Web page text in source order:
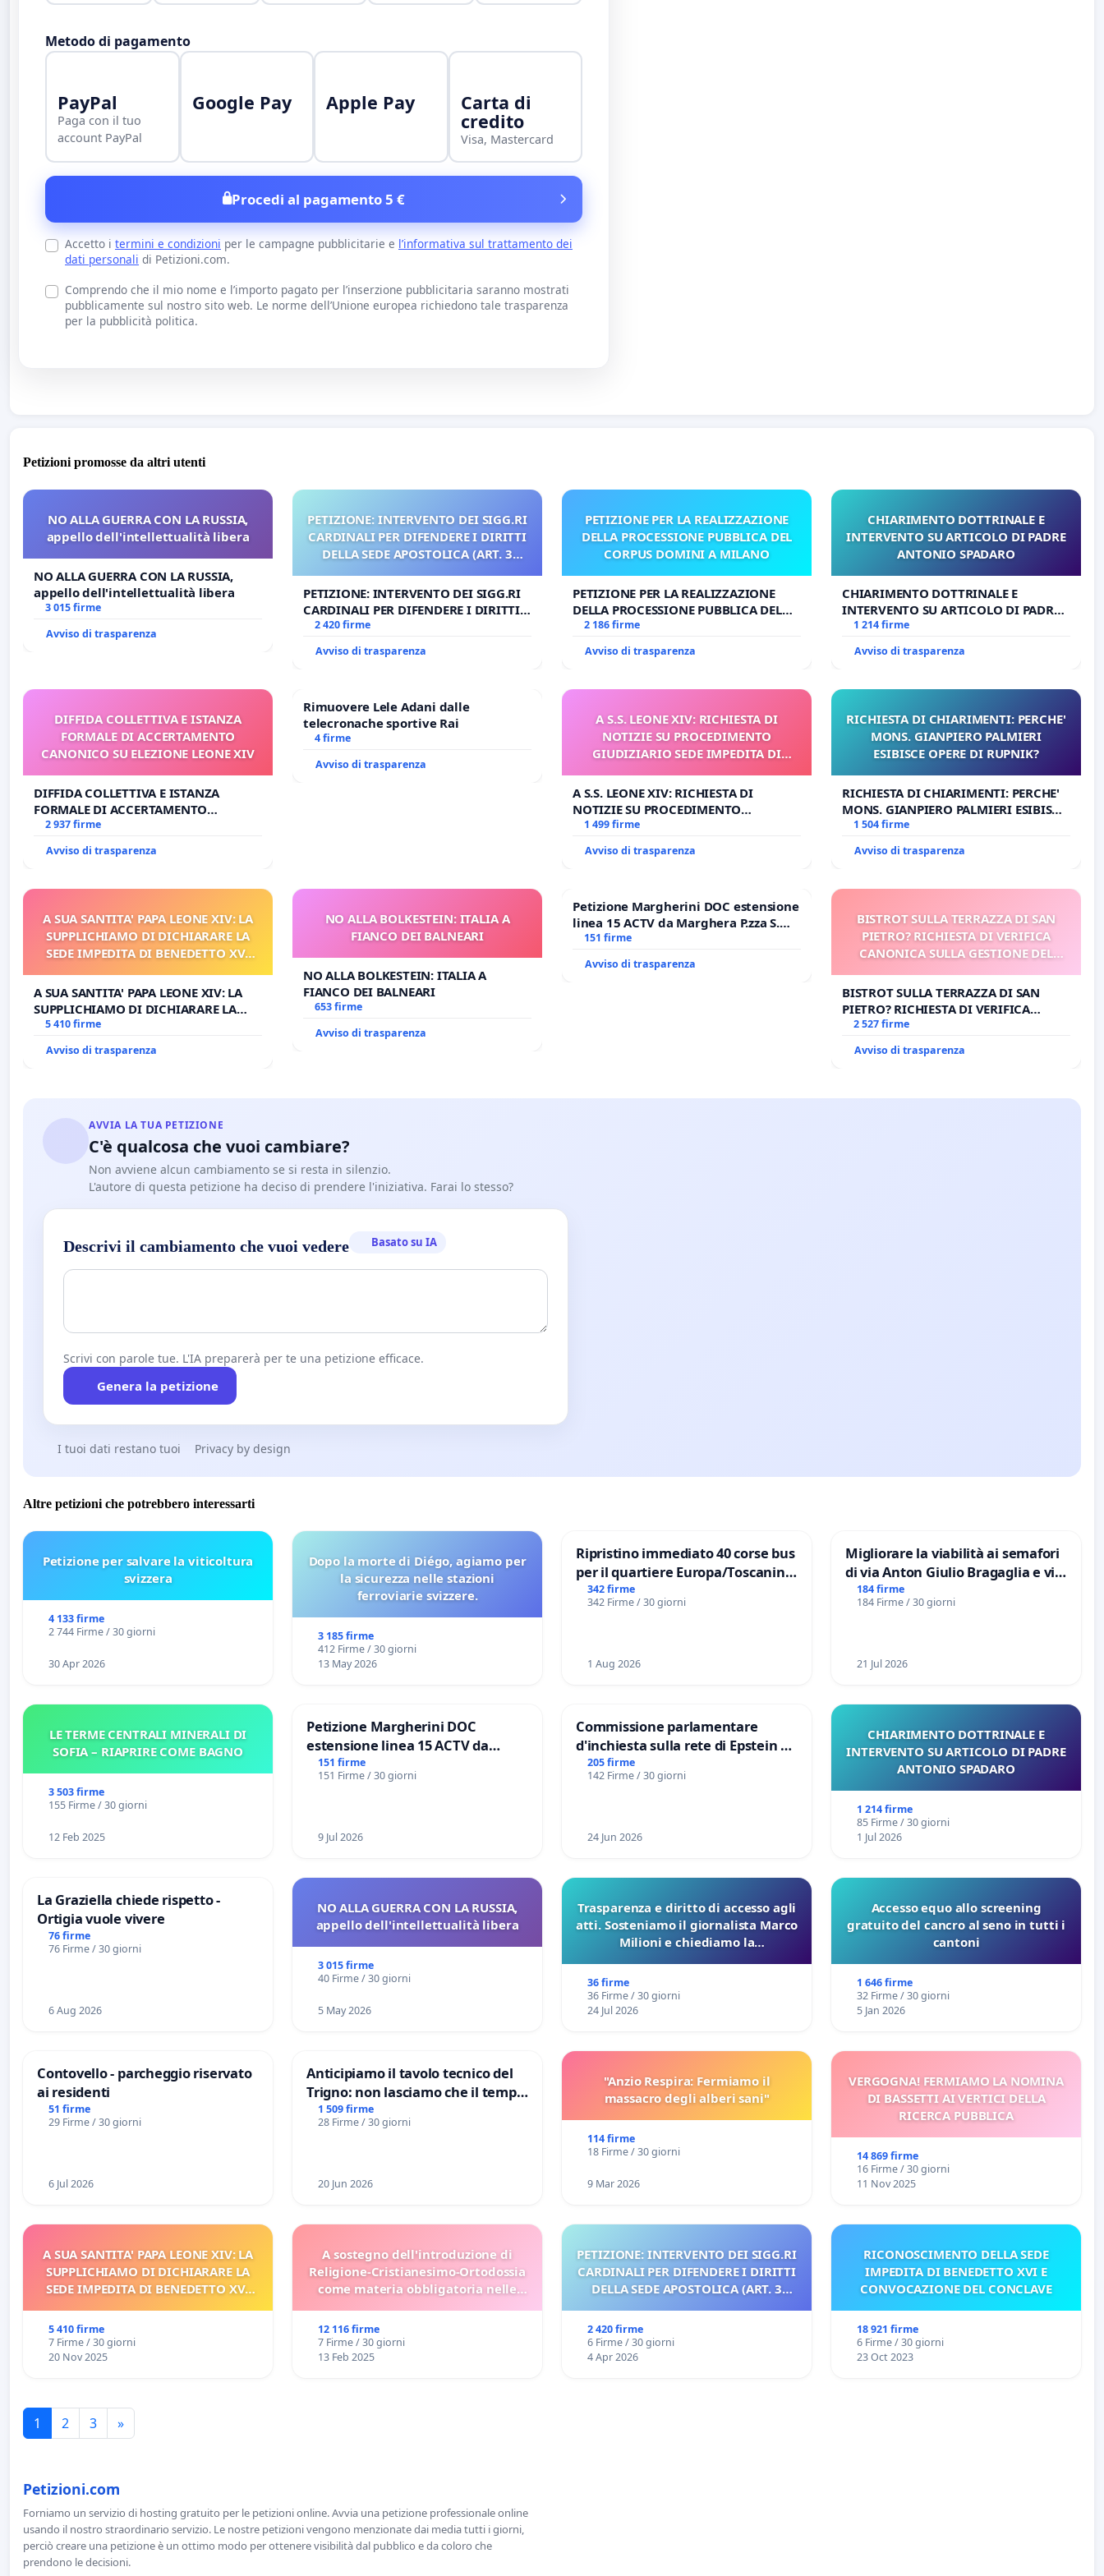
Metodo di pagamento
PayPal
Paga con il tuo
account PayPal
Google Pay Apple Pay Carta di
credito
Visa, Mastercard
Procedi al pagamento 5 €
Accetto i termini e condizioni per le campagne pubblicitarie e l’informativa sul trattamento dei
dati personali di Petizioni.com.
Comprendo che il mio nome e l’importo pagato per l’inserzione pubblicitaria saranno mostrati
pubblicamente sul nostro sito web. Le norme dell’Unione europea richiedono tale trasparenza
per la pubblicità politica.
Petizioni promosse da altri utenti
NO ALLA GUERRA CON LA RUSSIA,
appello dell'intellettualità libera
NO ALLA GUERRA CON LA RUSSIA,
appello dell'intellettualità libera
3 015 firme
Avviso di trasparenza
PETIZIONE: INTERVENTO DEI SIGG.RI
CARDINALI PER DIFENDERE I DIRITTI
DELLA SEDE APOSTOLICA (ART. 3
PETIZIONE: INTERVENTO DEI SIGG.RI
CARDINALI PER DIFENDERE I DIRITTI
DELLA SEDE APOSTOLICA (ART. 3 UDG)
2 420 firme
Avviso di trasparenza
PETIZIONE PER LA REALIZZAZIONE
DELLA PROCESSIONE PUBBLICA DEL
CORPUS DOMINI A MILANO
PETIZIONE PER LA REALIZZAZIONE
DELLA PROCESSIONE PUBBLICA DEL
CORPUS DOMINI A MILANO
2 186 firme
Avviso di trasparenza
CHIARIMENTO DOTTRINALE E
INTERVENTO SU ARTICOLO DI PADRE
ANTONIO SPADARO
CHIARIMENTO DOTTRINALE E
INTERVENTO SU ARTICOLO DI PADRE
ANTONIO SPADARO
1 214 firme
Avviso di trasparenza
DIFFIDA COLLETTIVA E ISTANZA
FORMALE DI ACCERTAMENTO
CANONICO SU ELEZIONE LEONE XIV
DIFFIDA COLLETTIVA E ISTANZA
FORMALE DI ACCERTAMENTO
CANONICO SU ELEZIONE LEONE XIV
2 937 firme
Avviso di trasparenza
Rimuovere Lele Adani dalle
telecronache sportive Rai
4 firme
Avviso di trasparenza
A S.S. LEONE XIV: RICHIESTA DI
NOTIZIE SU PROCEDIMENTO
GIUDIZIARIO SEDE IMPEDITA DI
A S.S. LEONE XIV: RICHIESTA DI
NOTIZIE SU PROCEDIMENTO
GIUDIZIARIO SEDE IMPEDITA DI
1 499 firme
Avviso di trasparenza
RICHIESTA DI CHIARIMENTI: PERCHE'
MONS. GIANPIERO PALMIERI
ESIBISCE OPERE DI RUPNIK?
RICHIESTA DI CHIARIMENTI: PERCHE'
MONS. GIANPIERO PALMIERI ESIBISCE
OPERE DI RUPNIK?
1 504 firme
Avviso di trasparenza
A SUA SANTITA' PAPA LEONE XIV: LA
SUPPLICHIAMO DI DICHIARARE LA
SEDE IMPEDITA DI BENEDETTO XVI
PROCESSO
A SUA SANTITA' PAPA LEONE XIV: LA
SUPPLICHIAMO DI DICHIARARE LA
SEDE IMPEDITA DI BENEDETTO XVI E/O
5 410 firme
Avviso di trasparenza
NO ALLA BOLKESTEIN: ITALIA A
FIANCO DEI BALNEARI
NO ALLA BOLKESTEIN: ITALIA A
FIANCO DEI BALNEARI
653 firme
Avviso di trasparenza
Petizione Margherini DOC estensione
linea 15 ACTV da Marghera P.zza S.
Antonio all'aeroporto Marco Polo
151 firme
Avviso di trasparenza
BISTROT SULLA TERRAZZA DI SAN
PIETRO? RICHIESTA DI VERIFICA
CANONICA SULLA GESTIONE DEL
BISTROT SULLA TERRAZZA DI SAN
PIETRO? RICHIESTA DI VERIFICA
CANONICA SULLA GESTIONE DEL
2 527 firme
Avviso di trasparenza
AVVIA LA TUA PETIZIONE
C'è qualcosa che vuoi cambiare?
Non avviene alcun cambiamento se si resta in silenzio.
L'autore di questa petizione ha deciso di prendere l'iniziativa. Farai lo stesso?
Descrivi il cambiamento che vuoi vedere Basato su IA
Scrivi con parole tue. L'IA preparerà per te una petizione efficace.
Genera la petizione
I tuoi dati restano tuoi Privacy by design
Altre petizioni che potrebbero interessarti
Petizione per salvare la viticoltura
svizzera
4 133 firme
2 744 Firme / 30 giorni
30 Apr 2026
Dopo la morte di Diégo, agiamo per
la sicurezza nelle stazioni
ferroviarie svizzere.
3 185 firme
412 Firme / 30 giorni
13 May 2026
Ripristino immediato 40 corse bus
per il quartiere Europa/Toscanini
di Aprilia
342 firme
342 Firme / 30 giorni
1 Aug 2026
Migliorare la viabilità ai semafori
di via Anton Giulio Bragaglia e via
Tieri XV MUNICIPIO DI ROMA
184 firme
184 Firme / 30 giorni
21 Jul 2026
LE TERME CENTRALI MINERALI DI
SOFIA – RIAPRIRE COME BAGNO
3 503 firme
155 Firme / 30 giorni
12 Feb 2025
Petizione Margherini DOC
estensione linea 15 ACTV da
Marghera P.zza S. Antonio
all'aeroporto Marco Polo tariffa a
151 firme
151 Firme / 30 giorni
9 Jul 2026
Commissione parlamentare
d'inchiesta sulla rete di Epstein e
del Mossad: verità sugli Epstein
Files
205 firme
142 Firme / 30 giorni
24 Jun 2026
CHIARIMENTO DOTTRINALE E
INTERVENTO SU ARTICOLO DI PADRE
ANTONIO SPADARO
1 214 firme
85 Firme / 30 giorni
1 Jul 2026
La Graziella chiede rispetto -
Ortigia vuole vivere
76 firme
76 Firme / 30 giorni
6 Aug 2026
NO ALLA GUERRA CON LA RUSSIA,
appello dell'intellettualità libera
3 015 firme
40 Firme / 30 giorni
5 May 2026
Trasparenza e diritto di accesso agli
atti. Sosteniamo il giornalista Marco
Milioni e chiediamo la
sulla Pedemontana Veneta
36 firme
36 Firme / 30 giorni
24 Jul 2026
Accesso equo allo screening
gratuito del cancro al seno in tutti i
cantoni
1 646 firme
32 Firme / 30 giorni
5 Jan 2026
Contovello - parcheggio riservato
ai residenti
51 firme
29 Firme / 30 giorni
6 Jul 2026
Anticipiamo il tavolo tecnico del
Trigno: non lasciamo che il tempo
rallenti le ricerche di Domenico
Racanati
1 509 firme
28 Firme / 30 giorni
20 Jun 2026
"Anzio Respira: Fermiamo il
massacro degli alberi sani"
114 firme
18 Firme / 30 giorni
9 Mar 2026
VERGOGNA! FERMIAMO LA NOMINA
DI BASSETTI AI VERTICI DELLA
RICERCA PUBBLICA
14 869 firme
16 Firme / 30 giorni
11 Nov 2025
A SUA SANTITA' PAPA LEONE XIV: LA
SUPPLICHIAMO DI DICHIARARE LA
SEDE IMPEDITA DI BENEDETTO XVI
5 410 firme
7 Firme / 30 giorni
20 Nov 2025
A sostegno dell'introduzione di
Religione-Cristianesimo-Ortodossia
come materia obbligatoria nelle
12 116 firme
7 Firme / 30 giorni
13 Feb 2025
PETIZIONE: INTERVENTO DEI SIGG.RI
CARDINALI PER DIFENDERE I DIRITTI
DELLA SEDE APOSTOLICA (ART. 3
2 420 firme
6 Firme / 30 giorni
4 Apr 2026
RICONOSCIMENTO DELLA SEDE
IMPEDITA DI BENEDETTO XVI E
CONVOCAZIONE DEL CONCLAVE
18 921 firme
6 Firme / 30 giorni
23 Oct 2023
1 2 3 »
Petizioni.com
Forniamo un servizio di hosting gratuito per le petizioni online. Avvia una petizione professionale online
usando il nostro straordinario servizio. Le nostre petizioni vengono menzionate dai media tutti i giorni,
perciò creare una petizione è un ottimo modo per ottenere visibilità dal pubblico e da coloro che
prendono le decisioni.